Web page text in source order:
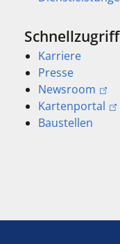
Schnellzugriff
Karriere
Presse
Newsroom
Kartenportal
Baustellen